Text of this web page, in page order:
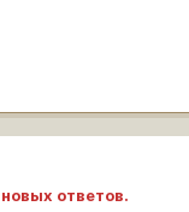
ответов.